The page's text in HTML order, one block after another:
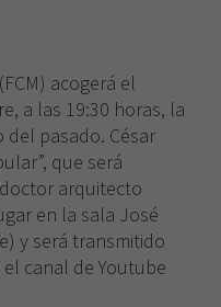
acogerá el
a las 19:30 horas, la
pasado. César
que será
arquitecto
en la sala José
y será transmitido
canal de Youtube